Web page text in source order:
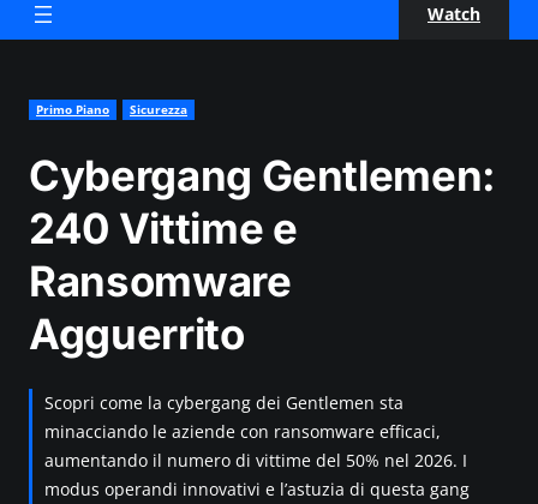
Watch
Primo Piano Sicurezza
Cybergang Gentlemen:
240 Vittime e
Ransomware
Agguerrito
Scopri come la cybergang dei Gentlemen sta
minacciando le aziende con ransomware efficaci,
aumentando il numero di vittime del 50% nel 2026. I
modus operandi innovativi e l’astuzia di questa gang